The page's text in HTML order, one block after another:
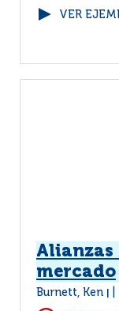
VER
Alianzas
mercado
Burnett, Ken